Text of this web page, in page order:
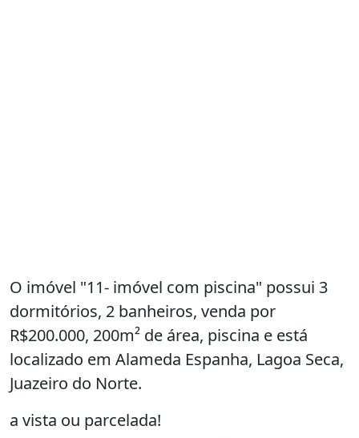
O imóvel "11- imóvel com piscina" possui 3
dormitórios, 2 banheiros, venda por
R$200.000, 200m² de área, piscina e está
localizado em Alameda Espanha, Lagoa Seca,
Juazeiro do Norte.
a vista ou parcelada!